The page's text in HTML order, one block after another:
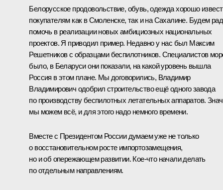
Белорусское продовольствие, обувь, одежда хорошо
покупателям как в Смоленске, так и на Сахалине. Будем
помочь в реализации новых амбициозных национальных
проектов. Я приводил пример. Недавно у нас был Максим
Решетников с образцами беспилотников. Специалистов
было, в Беларуси они показали, на какой уровень вышла
Россия в этом плане. Мы договорились, Владимир
Владимирович одобрил строительство ещё одного завода
по производству беспилотных летательных аппаратов.
мы можем всё, и для этого надо немного времени.
Вместе с Президентом России думаем уже не только
о восстановительном росте импортозамещения,
но и об опережающем развитии. Кое-что начали делать
по отдельным направлениям.